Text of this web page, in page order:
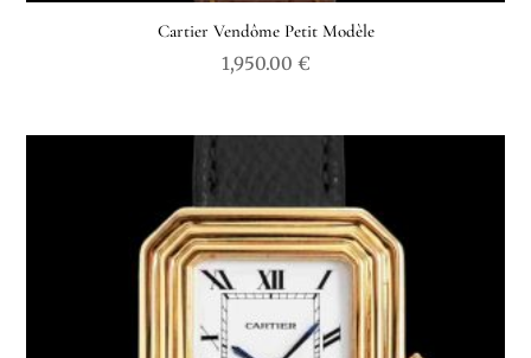
Cartier Vendôme Petit Modèle
1,950.00 €